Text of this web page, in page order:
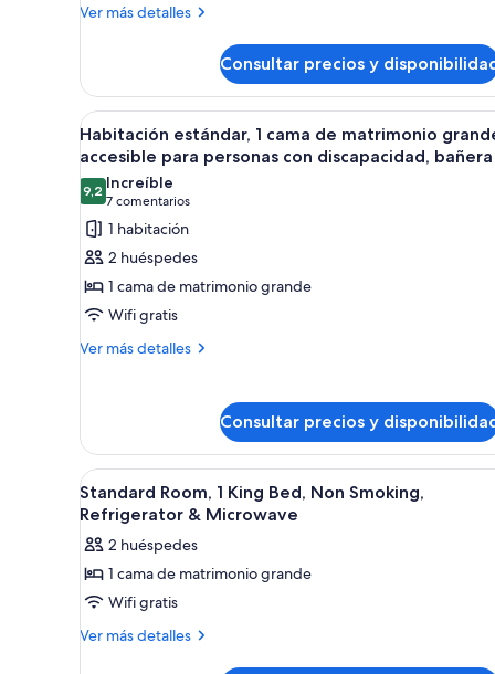
de
no
fumadores,
frigorífico
y
microondas
Ver más detalles
Más
estándar,
cama
de
grande,
no
fumadores,
frigorífico
y
microondas
Consultar precios y
Abrir
todas
las
fotos
de
Habitación
estándar,
1
cama
de
para
personas
con
discapacidad,
bañera
Habitación de hotel con una
4
Habitación estándar, 1 cama de matrimonio
accesible para personas con discapacidad, bañera
9,29,2 de 10
Increíble
7 comentarios
(7 comentarios)
1 habitación
2 huéspedes
1 cama de matrimonio grande
Wifi gratis
Ver más detalles
Más
1
cama
de
matrimonio
grande,
accesible
para
personas
con
discapacidad,
bañera
Consultar precios y
Abrir
todas
las
fotos
de
Standard
Room,
Habitación de hotel con
2
Standard Room, 1 King Bed, Non Smoking,
Refrigerator & Microwave
2 huéspedes
1 cama de matrimonio grande
Wifi gratis
Ver más detalles
Más